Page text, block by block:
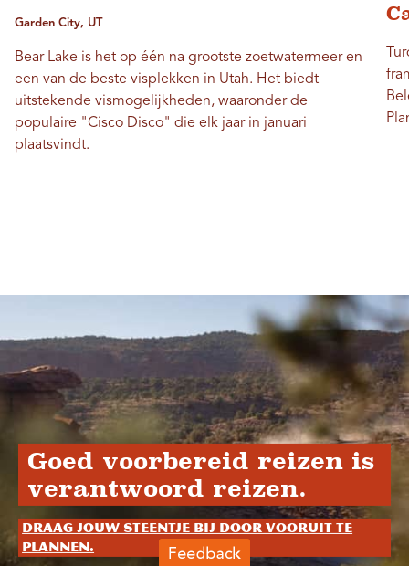
Garden City, UT
Bear Lake is het op één na grootste zoetwatermeer en
een van de beste visplekken in Utah. Het biedt
uitstekende vismogelijkheden, waaronder de
populaire "Cisco Disco" die elk jaar in januari
plaatsvindt.
Goed voorbereid reizen is
verantwoord reizen.
Draag jouw steentje bij door vooruit te
plannen.